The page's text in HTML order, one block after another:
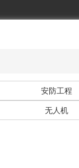
安防工程
无人机